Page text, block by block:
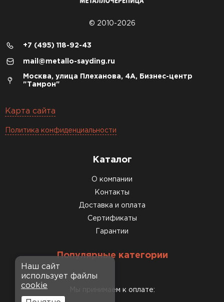
© 2010-2026
+7 (495) 118-92-43
mail@metallo-sayding.ru
Москва, улица Плеханова, 4А, Бизнес-центр
"Тамрон"
Карта сайта
Политика конфиденциальности
Каталог
О компании
Контакты
Доставка и оплата
Сертификаты
Гарантии
Популярные категории
Мы принимаем к оплате:
Наш сайт
использует файлы
cookie